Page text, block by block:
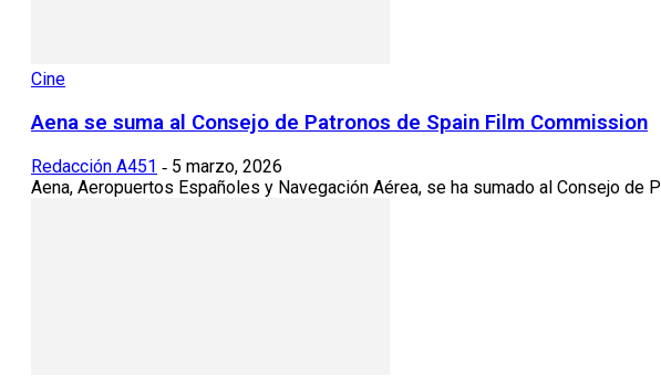
Cine
Aena se suma al Consejo de Patronos de Spain Film Commission
Redacción A451 - 5 marzo, 2026
Aena, Aeropuertos Españoles y Navegación Aérea, se ha sumado al Consejo